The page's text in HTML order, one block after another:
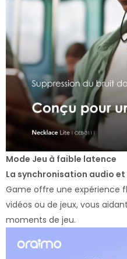
Mode Jeu à faible latence
La synchronisation audio
Game offre une expérience
vidéos ou de jeux, vous
moments de jeu.